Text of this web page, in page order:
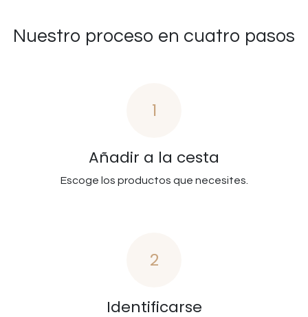
Nuestro proceso en cuatro pasos
1
Añadir a la cesta
Escoge los productos que necesites.
2
Identificarse